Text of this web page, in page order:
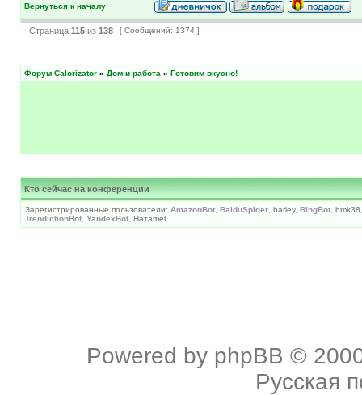
Вернуться к началу
Страница 115 из 138 [ Сообщений: 1374 ]
Форум Calorizator » Дом и работа » Готовим вкусно!
Кто сейчас на конференции
Зарегистрированные пользователи: AmazonBot BaiduSpider , barley, BingBot ,
TrendictionBot YandexBot , Натаmet
Powered by phpBB ©
Русская